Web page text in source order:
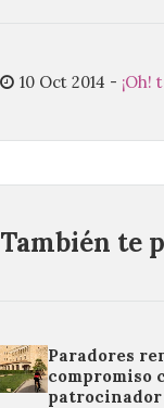
10 Oct 2014 - ¡Oh!
También te
Paradores
compromiso